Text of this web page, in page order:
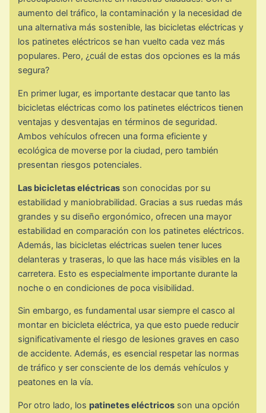
aumento del tráfico, la contaminación y la necesidad de
una alternativa más sostenible, las bicicletas eléctricas y
los patinetes eléctricos se han vuelto cada vez más
populares. Pero, ¿cuál de estas dos opciones es la más
segura?
En primer lugar, es importante destacar que tanto las
bicicletas eléctricas como los patinetes eléctricos tienen
ventajas y desventajas en términos de seguridad.
Ambos vehículos ofrecen una forma eficiente y
ecológica de moverse por la ciudad, pero también
presentan riesgos potenciales.
Las bicicletas eléctricas son conocidas por su
estabilidad y maniobrabilidad. Gracias a sus ruedas más
grandes y su diseño ergonómico, ofrecen una mayor
estabilidad en comparación con los patinetes eléctricos.
Además, las bicicletas eléctricas suelen tener luces
delanteras y traseras, lo que las hace más visibles en la
carretera. Esto es especialmente importante durante la
noche o en condiciones de poca visibilidad.
Sin embargo, es fundamental usar siempre el casco al
montar en bicicleta eléctrica, ya que esto puede reducir
significativamente el riesgo de lesiones graves en caso
de accidente. Además, es esencial respetar las normas
de tráfico y ser consciente de los demás vehículos y
peatones en la vía.
Por otro lado, los patinetes eléctricos son una opción